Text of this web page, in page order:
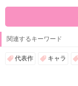
関連するキーワード
代表作 キャラ